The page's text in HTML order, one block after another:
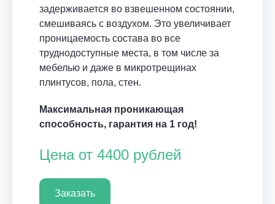
задерживается во взвешенном состоянии,
смешиваясь с воздухом. Это увеличивает
проницаемость состава во все
труднодоступные места, в том числе за
мебелью и даже в микротрещинах
плинтусов, пола, стен.
Максимальная проникающая
способность, гарантия на 1 год!
Цена от 4400 рублей
Заказать